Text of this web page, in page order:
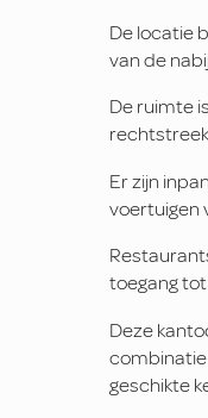
De locatie
van de
De ruimte
Er zijn
voertuigen
toegang
Deze
combinatie
geschikte